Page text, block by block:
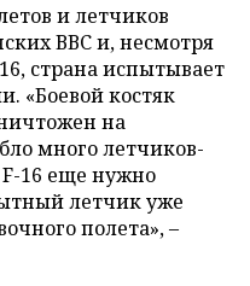
и летчиков
ВВС и, несмотря
страна испытывает
«Боевой костяк
на
много летчиков-
F-16 еще нужно
летчик уже
полета», –